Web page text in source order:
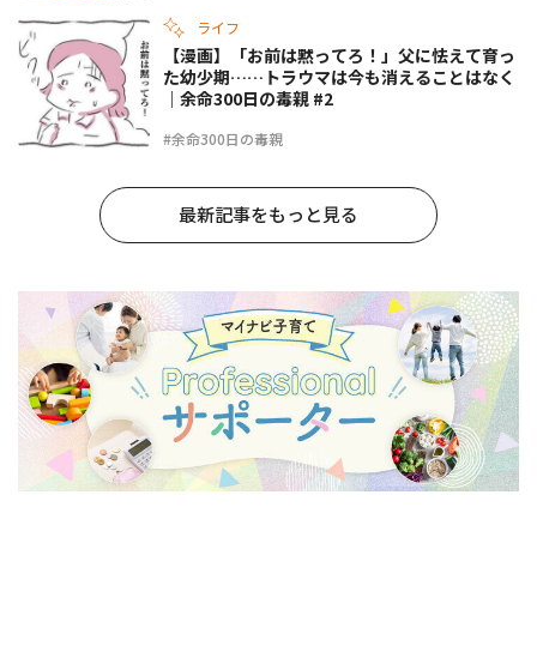
ライフ
#余命300日の毒親
【漫画】「お前は黙ってろ！」父に怯えて育っ
た幼少期……トラウマは今も消えることはなく
｜余命300日の毒親 #2
最新記事をもっと見る